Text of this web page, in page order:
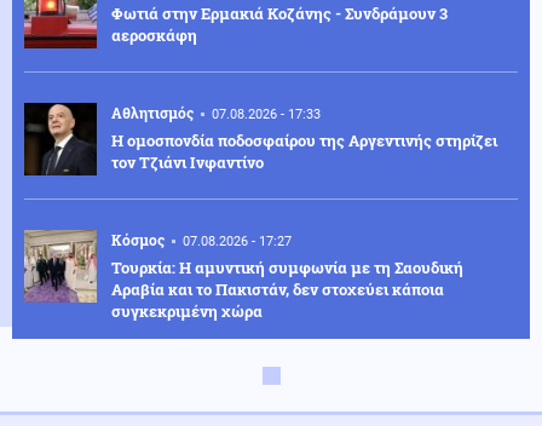
Φωτιά στην Ερμακιά Κοζάνης - Συνδράμουν 3
αεροσκάφη
Αθλητισμός 07.08.2026 - 17:33
Η ομοσπονδία ποδοσφαίρου της Αργεντινής στηρίζει
τον Τζιάνι Ινφαντίνο
Κόσμος 07.08.2026 - 17:27
Τουρκία: Η αμυντική συμφωνία με τη Σαουδική
Αραβία και το Πακιστάν, δεν στοχεύει κάποια
συγκεκριμένη χώρα